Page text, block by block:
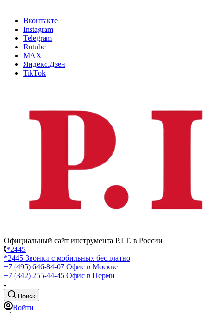
Вконтакте
Instagram
Telegram
Rutube
MAX
Яндекс.Дзен
TikTok
Официальный сайт инструмента P.I.T. в России
*2445
*2445 Звонки с мобильных бесплатно
+7 (495) 646-84-07 Офис в Москве
+7 (342) 255-44-45 Офис в Перми
Поиск
Войти